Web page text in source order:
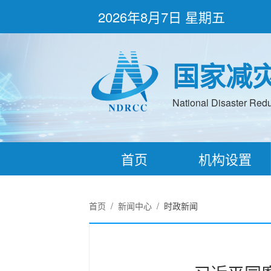
2026年8月7日 星期五
国家减
National Disaster
首页 机构设置
首页 / 新闻中心/ 时政新闻